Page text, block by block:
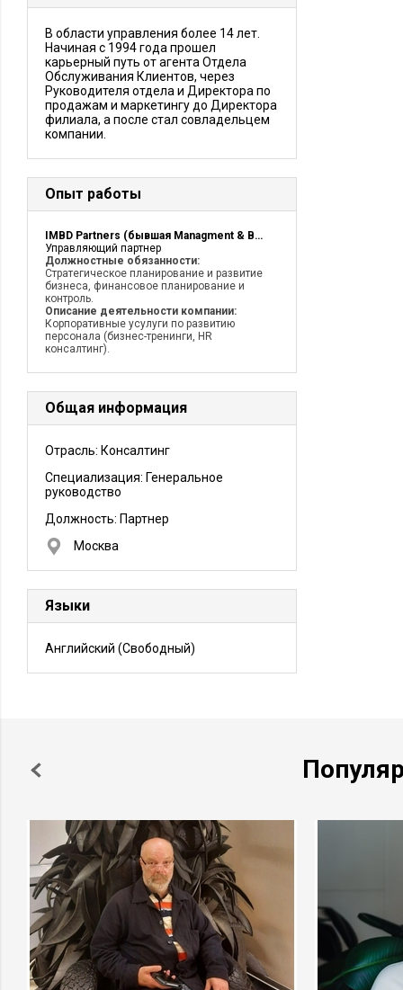
В области управления более 14 лет.
Начиная с 1994 года прошел
карьерный путь от агента Отдела
Обслуживания Клиентов, через
Руководителя отдела и Директора по
продажам и маркетингу до Директора
филиала, а после стал совладельцем
компании.
Опыт работы
IMBD Partners (бывшая Managment & Business Development Group)
Управляющий партнер
Должностные обязанности:
Cтратегическое планирование и развитие
бизнеса, финансовое планирование и
контроль.
Описание деятельности компании:
Корпоративные усулуги по развитию
персонала (бизнес-тренинги, HR
консалтинг).
Общая информация
Отрасль: Консалтинг
Специализация: Генеральное
руководство
Должность: Партнер
Москва
Языки
Английский (Свободный)